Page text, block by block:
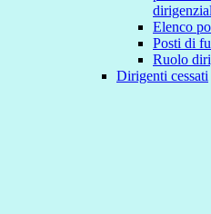
Elenco
Posti di
Ruolo
Dirigenti cessati